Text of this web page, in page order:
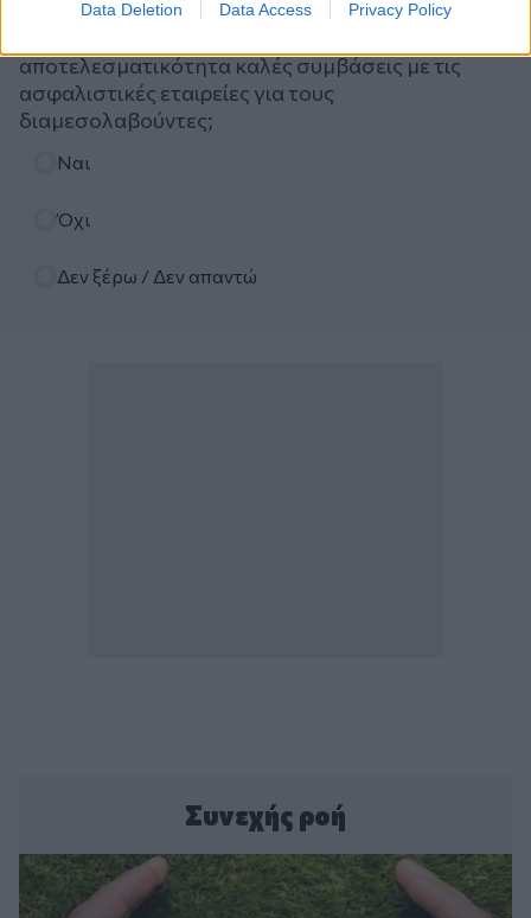
Data Deletion Data Access Privacy Policy
Πιστεύετε ότι τα ασφαλιστικά σωματεία ΠΣΑΣ-
αποτελεσματικότητα καλές συμβάσεις με τις
ασφαλιστικές εταιρείες για τους
διαμεσολαβούντες;
Ναι
Όχι
Δεν ξέρω / Δεν απαντώ
Συνεχής ροή